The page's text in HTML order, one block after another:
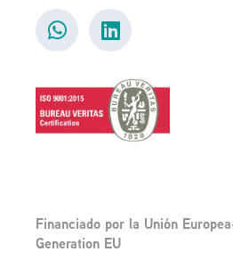
Financiado por la Unión
Generation EU